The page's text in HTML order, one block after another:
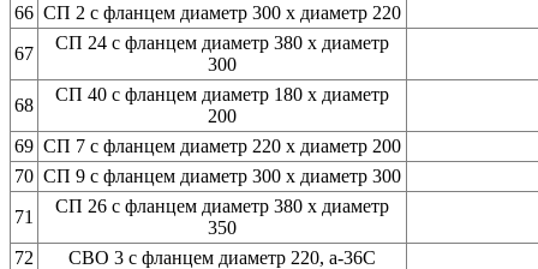
66 СП 2 с фланцем диаметр 300 х диаметр 220
67
СП 24 с фланцем диаметр 380 х диаметр
300
68
СП 40 с фланцем диаметр 180 х диаметр
200
69 СП 7 с фланцем диаметр 220 х диаметр 200
70 СП 9 с фланцем диаметр 300 х диаметр 300
71
СП 26 с фланцем диаметр 380 х диаметр
350
72
СВО 3 с фланцем диаметр 220, а-36С